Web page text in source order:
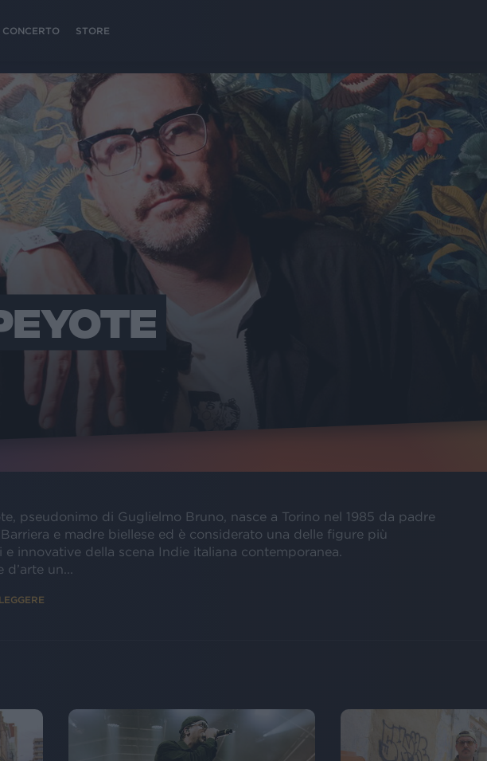
STORE
pseudonimo di Guglielmo Bruno, nasce a Torino nel 1985 da padre
e madre biellese ed è considerato una delle figure più
e innovative della scena Indie italiana contemporanea.
un...